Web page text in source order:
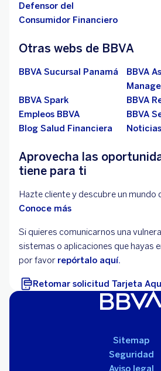
Defensor del
Consumidor Financiero
Otras webs de BBVA
BBVA Sucursal Panamá
BBVA
BBVA Spark
BBVA
Empleos BBVA
BBVA
Blog Salud Financiera
Aprovecha las
tiene para ti
Hazte cliente y descubre un mundo
Conoce más
Si quieres comunicarnos una
sistemas o aplicaciones que hayas
por favor repórtalo aquí.
Retomar solicitud Tarjeta
Sitemap
Seguridad